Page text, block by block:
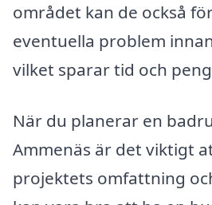
området kan de också
eventuella problem
vilket sparar tid och
När du planerar en
Ammenäs är det viktigt
projektets omfattning